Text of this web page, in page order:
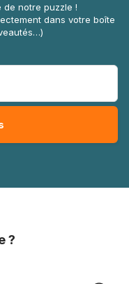
de notre puzzle !
dans votre boîte
?